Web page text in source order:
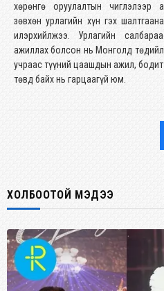
хөрөнгө оруулалтын чиглэлээр
зөвхөн урлагийн хүн гэх
илэрхийлжээ. Урлагийн
ажиллах болсон нь Монголд
учраас түүний цаашдын ажил,
төвд байх нь гарцаагүй юм.
ХОЛБООТОЙ МЭДЭЭ